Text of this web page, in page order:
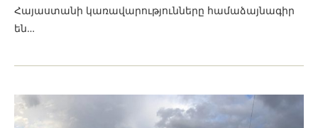
Հայաստանի կառավարությունները համաձայնագիր
են…